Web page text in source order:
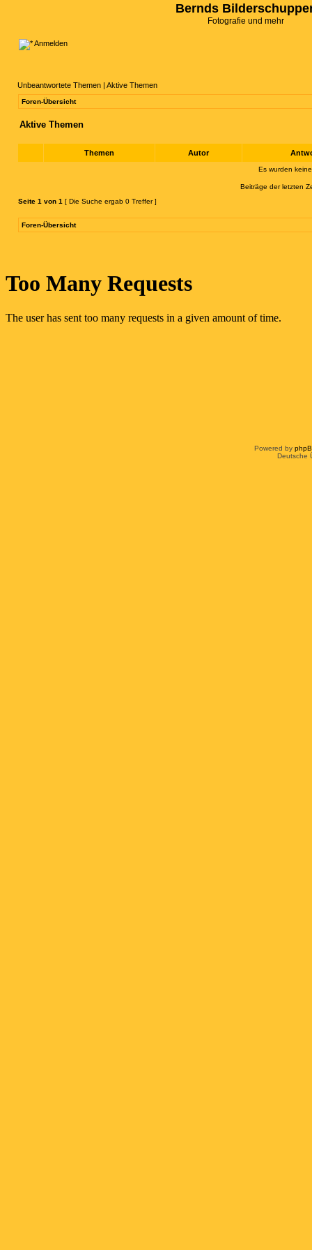
Bernds
Fotografie und mehr
Anmelden
Unbeantwortete Themen | Aktive Themen
Foren-Übersicht
Aktive Themen
Themen Autor
Es wurden
Beiträge der letzten
Seite 1 von 1 [ Die Suche ergab 0 Treffer ]
Foren-Übersicht
Powered by
Deutsche